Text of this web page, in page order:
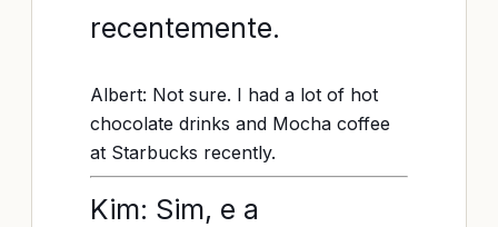
recentemente.
Albert: Not sure. I had a lot of hot
chocolate drinks and Mocha coffee
at Starbucks recently.
Kim: Sim, e a